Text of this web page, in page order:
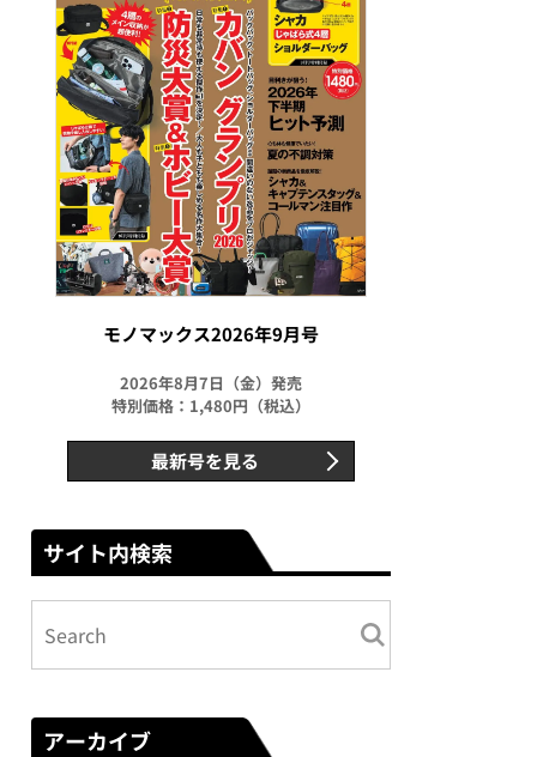
モノマックス2026年9月号
2026年8月7日（金）発売
特別価格：1,480円（税込）
最新号を見る
サイト内検索
アーカイブ